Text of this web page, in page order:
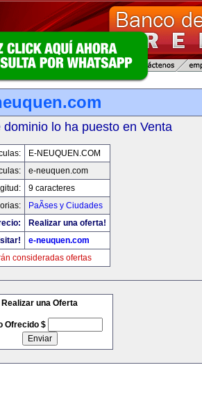
lo ha puesto en Venta
E-NEUQUEN.COM
e-neuquen.com
9 caracteres
PaÃ­ses y Ciudades
Realizar una oferta!
e-neuquen.com
consideradas ofertas
Realizar una Oferta
Ofrecido $